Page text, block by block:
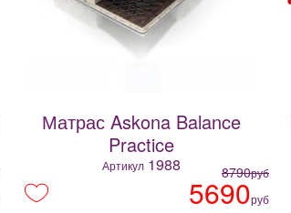
Матрас Askona Balance
Practice
Артикул 1988 8790руб
5690руб